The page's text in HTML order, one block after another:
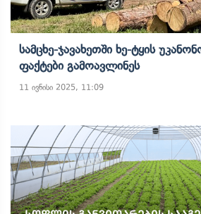
Სამცხე-Ჯავახეთში Ხე-Ტყის
Ფაქტები Გამოავლინეს
11 ივნისი 2025, 11:09